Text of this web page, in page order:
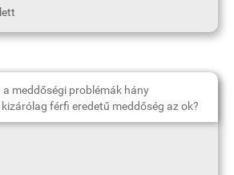
a meddőségi problémák hány
férfi eredetű meddőség az ok?